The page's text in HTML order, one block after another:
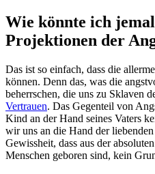
Wie könnte ich
Projektionen der
Das ist so einfach, dass die
können. Denn das, was die
beherrschen, die uns zu Sklaven
Vertrauen. Das Gegenteil von
Kind an der Hand seines Vaters
wir uns an die Hand der liebenden
Gewissheit, dass aus der absoluten
Menschen geboren sind, kein